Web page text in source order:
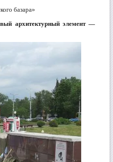
базара»
архитектурный элемент —